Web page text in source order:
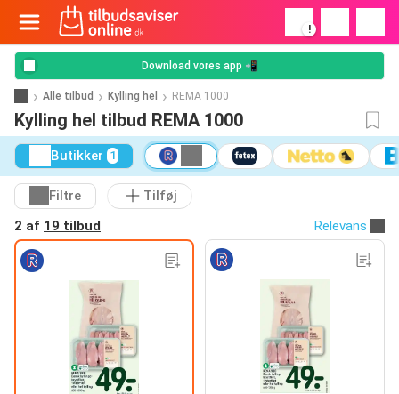
!
Download vores app 📲
Alle tilbud Kylling hel REMA 1000
Kylling hel tilbud REMA 1000
Butikker 1
Filtre
Tilføj
2 af 19 tilbud Relevans